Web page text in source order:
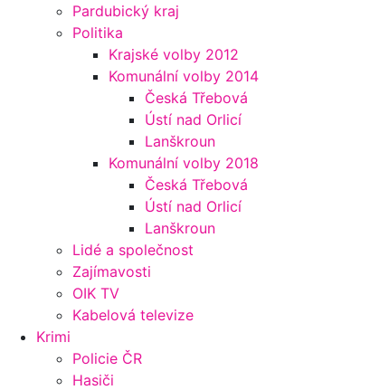
Pardubický kraj
Politika
Krajské volby 2012
Komunální volby 2014
Česká Třebová
Ústí nad Orlicí
Lanškroun
Komunální volby 2018
Česká Třebová
Ústí nad Orlicí
Lanškroun
Lidé a společnost
Zajímavosti
OIK TV
Kabelová televize
Krimi
Policie ČR
Hasiči